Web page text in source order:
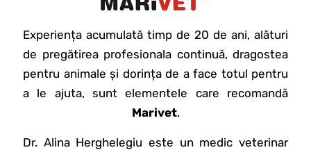
Experiența acumulată timp de 20 de ani, alături
de pregătirea profesionala continuă, dragostea
pentru animale și dorința de a face totul pentru
a le ajuta, sunt elementele care recomandă
Marivet.
Dr. Alina Herghelegiu este un medic veterinar